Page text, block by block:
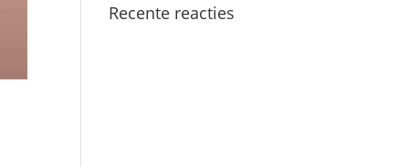
Recente reacties